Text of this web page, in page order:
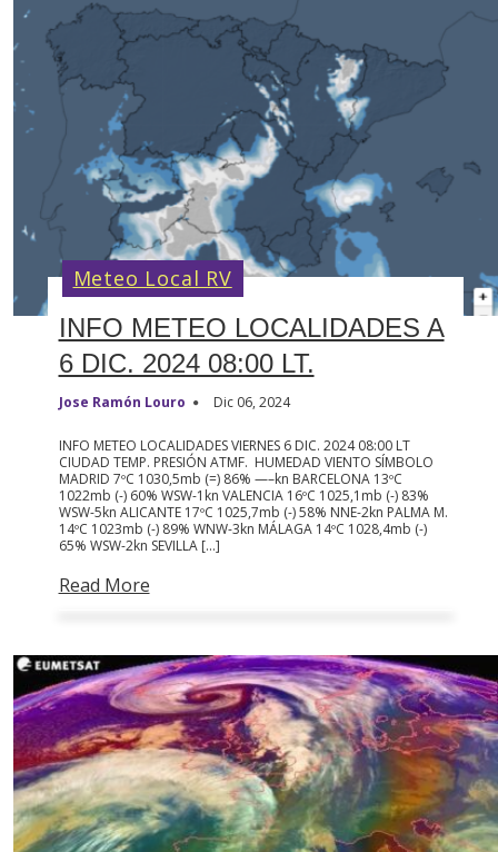
INFO METEO LOCALIDADES A
6 DIC. 2024 08:00 LT.
Jose Ramón Louro Dic 06, 2024
INFO METEO LOCALIDADES VIERNES 6 DIC. 2024 08:00 LT
CIUDAD TEMP. PRESIÓN ATMF. HUMEDAD VIENTO SÍMBOLO
MADRID 7ºC 1030,5mb (=) 86% —–kn BARCELONA 13ºC
1022mb (-) 60% WSW-1kn VALENCIA 16ºC 1025,1mb (-) 83%
WSW-5kn ALICANTE 17ºC 1025,7mb (-) 58% NNE-2kn PALMA M.
14ºC 1023mb (-) 89% WNW-3kn MÁLAGA 14ºC 1028,4mb (-)
65% WSW-2kn SEVILLA […]
Read More
Meteo Local RV